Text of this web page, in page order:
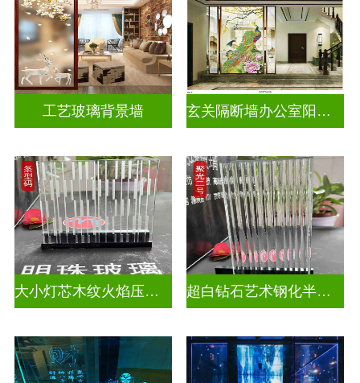
工艺玻璃背景墙 玄关隔断墙办公室阳台挡门山水画背景墙玻璃
大小灯芯木纹火焰压花玻璃 超白钻石艺术钢化半透明压花玻璃